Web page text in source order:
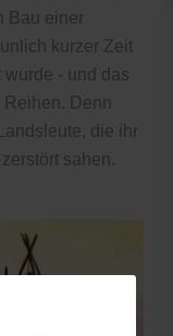
Bau einer
kurzer Zeit
- und das
Denn
die ihr
sahen.